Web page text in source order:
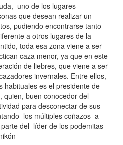
uno de los lugares
que desean realizar un
pudiendo encontrarse tanto
a otros lugares de la
toda esa zona viene a ser
caza menor, ya que en este
de liebres, que viene a ser
invernales. Entre ellos,
habituales es el presidente de
quien, buen conocedor del
para desconectar de sus
los múltiples coñazos a
del líder de los podemitas